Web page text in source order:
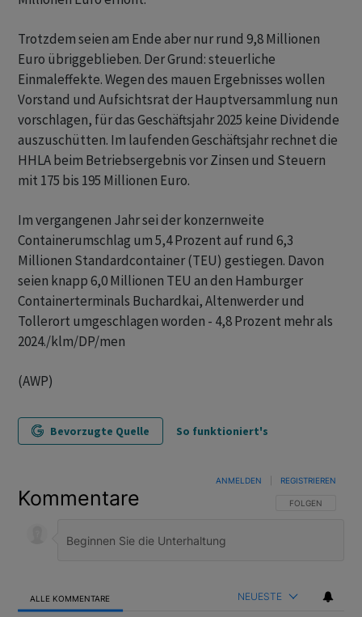
Trotzdem seien am Ende aber nur rund 9,8 Millionen
Euro übriggeblieben. Der Grund: steuerliche
Einmaleffekte. Wegen des mauen Ergebnisses wollen
Vorstand und Aufsichtsrat der Hauptversammlung nun
vorschlagen, für das Geschäftsjahr 2025 keine Dividende
auszuschütten. Im laufenden Geschäftsjahr rechnet die
HHLA beim Betriebsergebnis vor Zinsen und Steuern
mit 175 bis 195 Millionen Euro.
Im vergangenen Jahr sei der konzernweite
Containerumschlag um 5,4 Prozent auf rund 6,3
Millionen Standardcontainer (TEU) gestiegen. Davon
seien knapp 6,0 Millionen TEU an den Hamburger
Containerterminals Buchardkai, Altenwerder und
Tollerort umgeschlagen worden - 4,8 Prozent mehr als
2024./klm/DP/men
(AWP)
Bevorzugte Quelle So funktioniert's
Kommentare FOLGE DIESER
FOLGEN
ANMELDEN REGISTRIEREN
ALLE KOMMENTARE NEUESTE